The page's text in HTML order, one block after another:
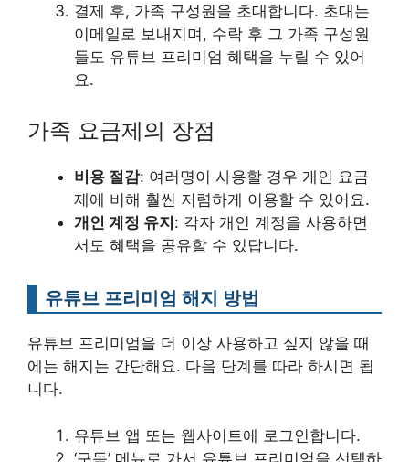
결제 후, 가족 구성원을 초대합니다. 초대는
이메일로 보내지며, 수락 후 그 가족 구성원
들도 유튜브 프리미엄 혜택을 누릴 수 있어
요.
가족 요금제의 장점
비용 절감: 여러명이 사용할 경우 개인 요금
제에 비해 훨씬 저렴하게 이용할 수 있어요.
개인 계정 유지 : 각자 개인 계정을 사용하면
서도 혜택을 공유할 수 있답니다.
유튜브 프리미엄 해지 방법
유튜브 프리미엄을 더 이상 사용하고 싶지 않을 때
에는 해지는 간단해요. 다음 단계를 따라 하시면 됩
니다.
유튜브 앱 또는 웹사이트에 로그인합니다.
‘구독’ 메뉴로 가서 유튜브 프리미엄을 선택하